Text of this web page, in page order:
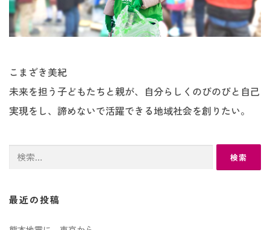
こまざき美紀
未来を担う子どもたちと親が、自分らしくのびのびと自己
実現をし、諦めないで活躍できる地域社会を創りたい。
検
最近の投稿